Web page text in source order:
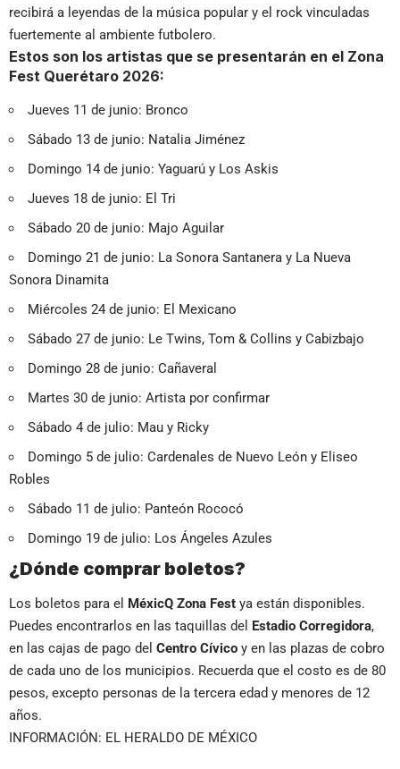
recibirá a leyendas de la música popular y el rock vinculadas
fuertemente al ambiente futbolero.
Estos son los artistas que se presentarán en el Zona
Fest Querétaro 2026:
Jueves 11 de junio: Bronco
Sábado 13 de junio: Natalia Jiménez
Domingo 14 de junio: Yaguarú y Los Askis
Jueves 18 de junio: El Tri
Sábado 20 de junio: Majo Aguilar
Domingo 21 de junio: La Sonora Santanera y La Nueva
Sonora Dinamita
Miércoles 24 de junio: El Mexicano
Sábado 27 de junio: Le Twins, Tom & Collins y Cabizbajo
Domingo 28 de junio: Cañaveral
Martes 30 de junio: Artista por confirmar
Sábado 4 de julio: Mau y Ricky
Domingo 5 de julio: Cardenales de Nuevo León y Eliseo
Robles
Sábado 11 de julio: Panteón Rococó
Domingo 19 de julio: Los Ángeles Azules
¿Dónde comprar boletos?
Los boletos para el MéxicQ Zona Fest ya están disponibles.
Puedes encontrarlos en las taquillas del Estadio Corregidora,
en las cajas de pago del Centro Cívico y en las plazas de cobro
de cada uno de los municipios. Recuerda que el costo es de 80
pesos, excepto personas de la tercera edad y menores de 12
años.
INFORMACIÓN: EL HERALDO DE MÉXICO